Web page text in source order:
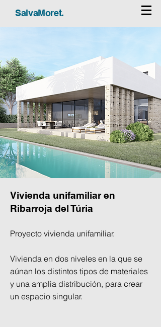
SalvaMoret.
Vivienda unifamiliar en
Ribarroja del Túria
Proyecto vivienda unifamiliar.
Vivienda en dos niveles en la que se
aúnan los distintos tipos de materiales
y una amplia distribución, para crear
un espacio singular.